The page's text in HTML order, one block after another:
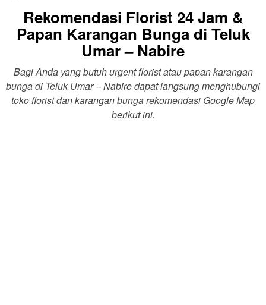
Rekomendasi Florist 24 Jam &
Papan Karangan Bunga di Teluk
Umar – Nabire
Bagi Anda yang butuh urgent florist atau papan karangan
bunga di Teluk Umar – Nabire dapat langsung menghubungi
toko florist dan karangan bunga rekomendasi Google Map
berikut ini.